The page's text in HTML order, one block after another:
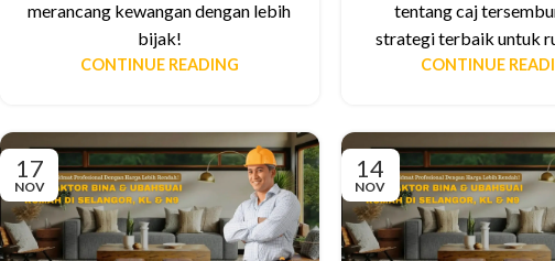
merancang kewangan dengan lebih
bijak!
CONTINUE READING
tentang caj
strategi terbaik untuk
CONTINUE
17
NOV
14
NOV